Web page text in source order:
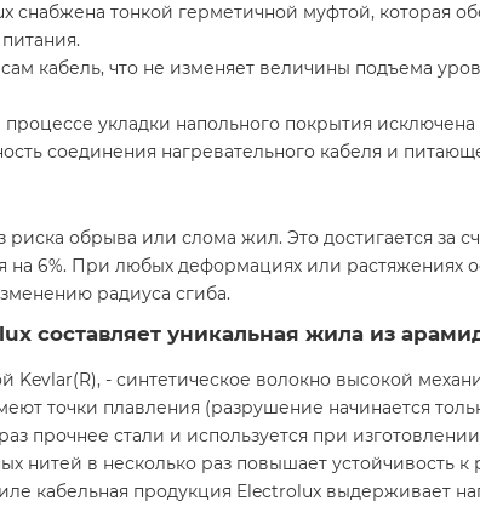
снабжена тонкой герметичной муфтой, которая
кабель, что не изменяет величины подъема
укладки напольного покрытия
соединения нагревательного кабеля и
риска обрыва или слома жил. Это достигается за
на 6%. При любых деформациях или растяжениях
радиуса сгиба.
составляет уникальная жила из
Kevlar(R), - синтетическое волокно высокой
точки плавления (разрушение начинается
прочнее стали и используется при
в несколько раз повышает устойчивость
кабельная продукция Electrolux выдерживает